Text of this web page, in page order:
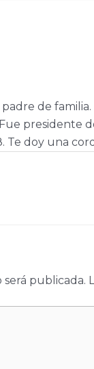
de
presidente
Te doy una
publicada.